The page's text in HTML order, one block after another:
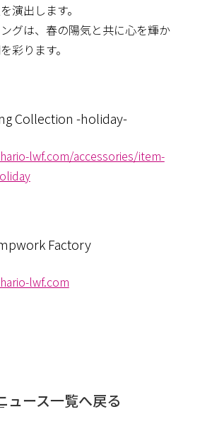
演出します。
グは、春の陽気と共に心を輝か
彩ります。
Collection -holiday-
lwf.com/accessories/item-
Factory
lwf.com
ュース一覧へ戻る